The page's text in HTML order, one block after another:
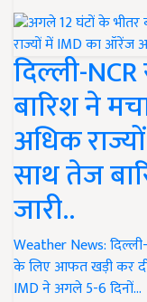
दिल्ली-
बारिश ने
अधिक
साथ तेज
जारी..
Weather News:
के लिए आफत खड़ी कर दी
IMD ने अगले 5-6 दिनों…